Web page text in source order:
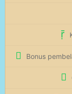
Bonus